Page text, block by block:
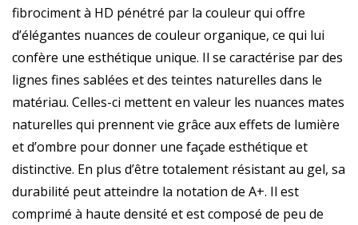
fibrociment à HD pénétré par la couleur qui offre
d’élégantes nuances de couleur organique, ce qui lui
confère une esthétique unique. Il se caractérise par des
lignes fines sablées et des teintes naturelles dans le
matériau. Celles-ci mettent en valeur les nuances mates
naturelles qui prennent vie grâce aux effets de lumière
et d’ombre pour donner une façade esthétique et
distinctive. En plus d’être totalement résistant au gel, sa
durabilité peut atteindre la notation de A+. Il est
comprimé à haute densité et est composé de peu de